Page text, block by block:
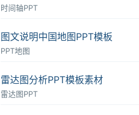
时间轴PPT
图文说明中国地图PPT模板
PPT地图
雷达图分析PPT模板素材
雷达图PPT